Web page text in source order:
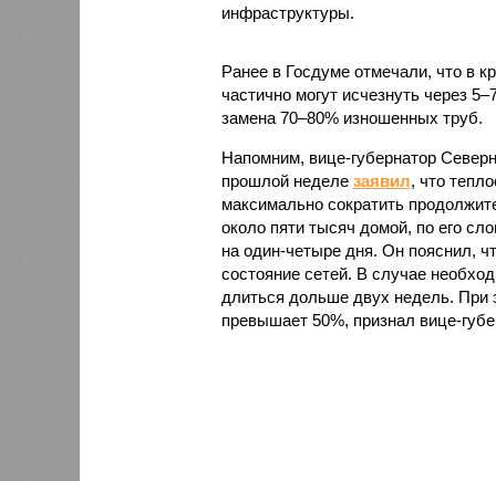
инфраструктуры.
Ранее в Госдуме отмечали, что в
частично могут исчезнуть через
замена 70–80% изношенных труб.
Напомним, вице-губернатор
прошлой неделе заявил, что
максимально сократить
около пяти тысяч домой, по его
на один-четыре дня. Он пояснил,
состояние сетей. В случае
длиться дольше двух недель. При
превышает 50%, признал вице-